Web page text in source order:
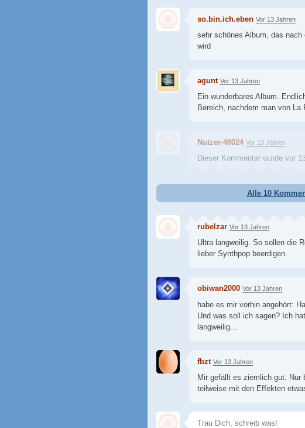
so.bin.ich.eben Vor 13 Jahren
sehr schönes Album, das nach
wird
agunt Vor 13 Jahren
Ein wunderbares Album.
Bereich, nachdem man von
Nutzer-48024 Vor 13 Jahren
Dieser Kommentar wurde vor
Alle 10
rubelzar Vor 13 Jahren
Ultra langweilig. So sollen die
lieber Synthpop beerdigen.
obiwan2000 Vor 13 Jahren
habe es mir vorhin angehört:
Und was soll ich sagen? Ich
langweilig...
fbzt Vor 13 Jahren
Mir gefällt es ziemlich gut. Nur
teilweise mit den Effekten